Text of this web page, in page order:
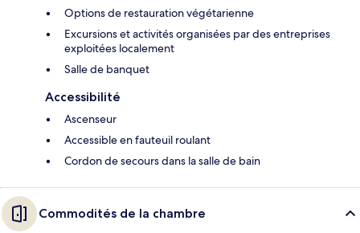
Options de restauration végétarienne
Excursions et activités organisées par des entreprises
exploitées localement
Salle de banquet
Accessibilité
Ascenseur
Accessible en fauteuil roulant
Cordon de secours dans la salle de bain
Commodités de la chambre